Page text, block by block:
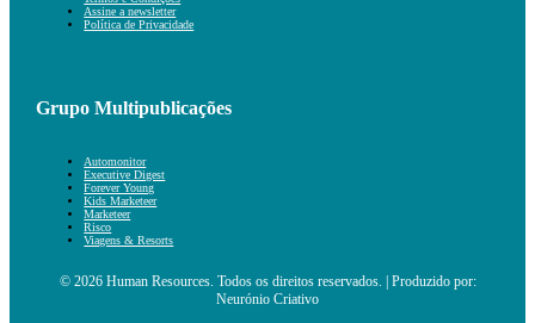
Assine a newsletter
Política de Privacidade
Grupo Multipublicações
Automonitor
Executive Digest
Forever Young
Kids Marketeer
Marketeer
Risco
Viagens & Resorts
© 2026 Human Resources. Todos os direitos reservados. | Produzido por:
Neurónio Criativo